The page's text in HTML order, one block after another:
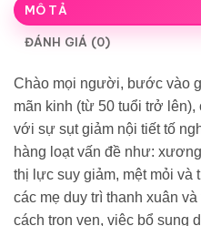
MÔ TẢ
ĐÁNH GIÁ (0)
Chào mọi người, bước vào
mãn kinh (từ 50 tuổi trở
với sự sụt giảm nội tiết tố
hàng loạt vấn đề như:
thị lực suy giảm, mệt mỏi và
các mẹ duy trì thanh xuân
cách trọn vẹn, việc bổ sung